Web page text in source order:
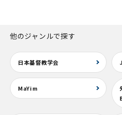
他のジャンルで探す
日本基督教学会
MaYim